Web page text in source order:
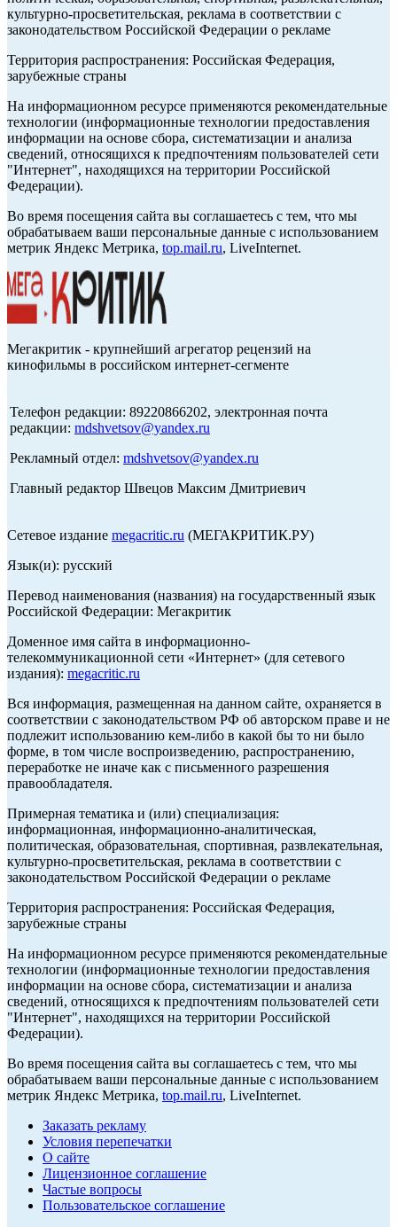
культурно-просветительская, реклама в соответствии с
законодательством Российской Федерации о рекламе
Территория распространения: Российская Федерация,
зарубежные страны
На информационном ресурсе применяются рекомендательные
технологии (информационные технологии предоставления
информации на основе сбора, систематизации и анализа
сведений, относящихся к предпочтениям пользователей сети
"Интернет", находящихся на территории Российской
Федерации).
Во время посещения сайта вы соглашаетесь с тем, что мы
обрабатываем ваши персональные данные с использованием
метрик Яндекс Метрика, top.mail.ru, LiveInternet.
Мегакритик - крупнейший агрегатор рецензий на
кинофильмы в российском интернет-сегменте
Телефон редакции: 89220866202, электронная почта
редакции: mdshvetsov@yandex.ru
Рекламный отдел: mdshvetsov@yandex.ru
Главный редактор Швецов Максим Дмитриевич
Сетевое издание megacritic.ru (МЕГАКРИТИК.РУ)
Язык(и): русский
Перевод наименования (названия) на государственный язык
Российской Федерации: Мегакритик
Доменное имя сайта в информационно-
телекоммуникационной сети «Интернет» (для сетевого
издания): megacritic.ru
Вся информация, размещенная на данном сайте, охраняется в
соответствии с законодательством РФ об авторском праве и не
подлежит использованию кем-либо в какой бы то ни было
форме, в том числе воспроизведению, распространению,
переработке не иначе как с письменного разрешения
правообладателя.
Примерная тематика и (или) специализация:
информационная, информационно-аналитическая,
политическая, образовательная, спортивная, развлекательная,
культурно-просветительская, реклама в соответствии с
законодательством Российской Федерации о рекламе
Территория распространения: Российская Федерация,
зарубежные страны
На информационном ресурсе применяются рекомендательные
технологии (информационные технологии предоставления
информации на основе сбора, систематизации и анализа
сведений, относящихся к предпочтениям пользователей сети
"Интернет", находящихся на территории Российской
Федерации).
Во время посещения сайта вы соглашаетесь с тем, что мы
обрабатываем ваши персональные данные с использованием
метрик Яндекс Метрика, top.mail.ru, LiveInternet.
Заказать рекламу
Условия перепечатки
О сайте
Лицензионное соглашение
Частые вопросы
Пользовательское соглашение